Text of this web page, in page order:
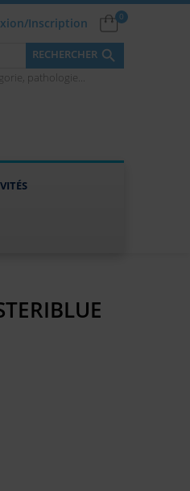
Inscription 0
RECHERCHER 
pathologie...